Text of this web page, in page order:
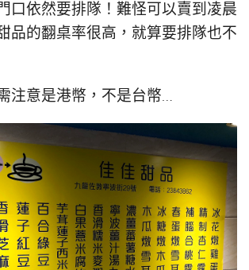
口依然要排隊！難怪可以賣到凌晨
品的翻桌率很高，就算要排隊也不
注意是港幣，不是台幣…